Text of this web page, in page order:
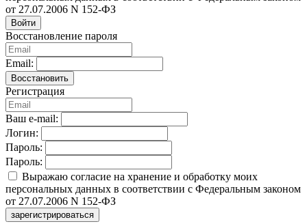
от 27.07.2006 N 152-ФЗ
Войти
Восстановление пароля
Email:
Восстановить
Регистрация
Ваш e-mail:
Логин:
Пароль:
Пароль:
Выражаю согласие на хранение и обработку моих
персональных данных в соответствии с Федеральным законом
от 27.07.2006 N 152-ФЗ
зарегистрироваться